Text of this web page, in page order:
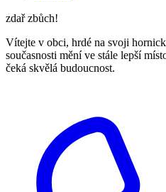
zdař zbůch!
Vítejte v obci, hrdé na svoji
současnosti mění ve stále lepší
čeká skvělá budoucnost.